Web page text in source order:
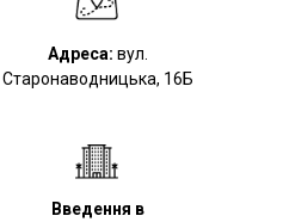
Введення в
Адреса: вул.
Старонаводницька, 16Б